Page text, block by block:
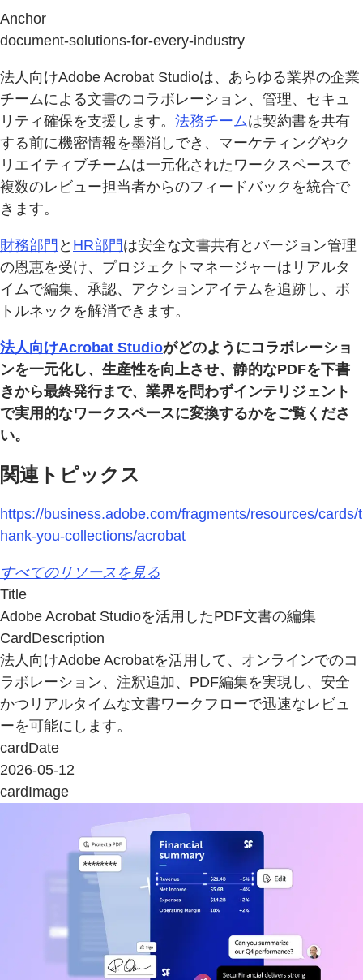
Anchor
document-solutions-for-every-industry
法人向けAdobe Acrobat Studioは、あらゆる業界の企業
チームによる文書のコラボレーション、管理、セキュ
リティ確保を支援します。 法務チームは契約書を共有
する前に機密情報を墨消しでき、マーケティングやク
リエイティブチームは一元化されたワークスペースで
複数のレビュー担当者からのフィードバックを統合で
きます。
財務部門 と HR部門 は安全な文書共有とバージョン管理
の恩恵を受け、プロジェクトマネージャーはリアルタ
イムで編集、承認、アクションアイテムを追跡し、ボ
トルネックを解消できます。
法人向けAcrobat Studioがどのようにコラボレーショ
ンを一元化し、生産性を向上させ、静的なPDFを下書
きから最終発行まで、業界を問わずインテリジェント
で実用的なワークスペースに変換するかをご覧くださ
い。
関連トピックス
https://business.adobe.com/fragments/resources/cards/t
hank-you-collections/acrobat
すべてのリソースを見る
Title
Adobe Acrobat Studioを活用したPDF文書の編集
CardDescription
法人向けAdobe Acrobatを活用して、オンラインでのコ
ラボレーション、注釈追加、PDF編集を実現し、安全
かつリアルタイムな文書ワークフローで迅速なレビュ
ーを可能にします。
cardDate
2026-05-12
cardImage